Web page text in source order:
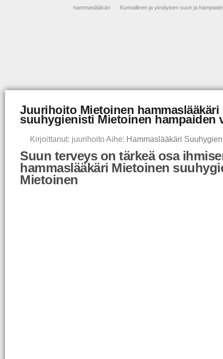
hammaslääkäri Kunnallinen ja yksityinen suun ja
Juurihoito Mietoinen hammaslääkäri
suuhygienisti Mietoinen hampaiden
Kirjoittanut: juurihoito Aihe: Hammaslääkäri
Suun terveys on tärkeä osa
hammaslääkäri Mietoinen
Mietoinen